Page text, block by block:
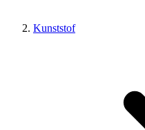
Kunststof